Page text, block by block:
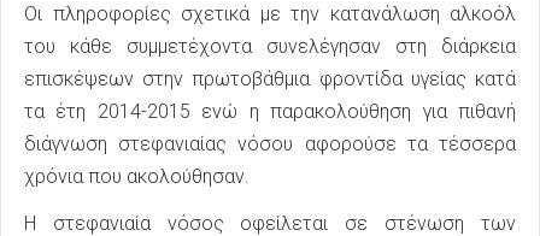
Οι πληροφορίες σχετικά με την κατανάλωση αλκοόλ
του κάθε συμμετέχοντα συνελέγησαν στη διάρκεια
επισκέψεων στην πρωτοβάθμια φροντίδα υγείας κατά
τα έτη 2014-2015 ενώ η παρακολούθηση για πιθανή
διάγνωση στεφανιαίας νόσου αφορούσε τα τέσσερα
χρόνια που ακολούθησαν.
Η στεφανιαία νόσος οφείλεται σε στένωση των